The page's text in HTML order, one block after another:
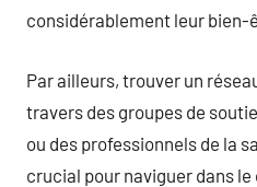
considérablement leur bien-
Par ailleurs, trouver un
travers des groupes de
ou des professionnels de la
crucial pour naviguer dans